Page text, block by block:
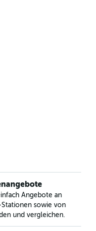
Angebote an
sowie von
und vergleichen.